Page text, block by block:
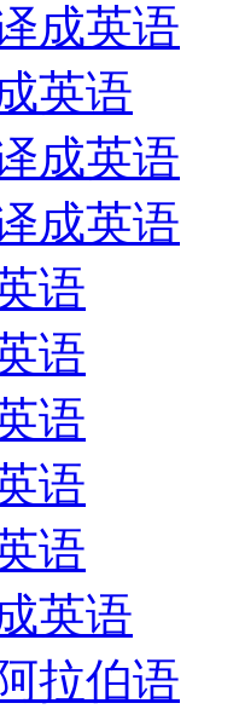
成英语
英语
成英语
成英语
语
语
语
语
语
英语
拉伯语